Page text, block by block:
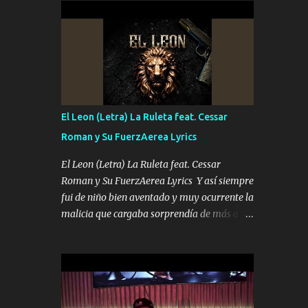
por el interés P...
inteligente junto con su hermano el TRES
blindado el Estado tiene andan ESPERANDO
al UNO QUE PRONTO ESTARÁ PRESENTE
Que no falten las bucanas ni tampoco las
mujeres porque es platica de grandes por eso
hay que estar alegres doy las instrucciones
para atender los deberes Música Si es que
salta algún problema de confianza tengo
gente ahí está el Hombre Cuarenta y
también Pariente 7 arreglan cualquier
problema no más es cuestión que ordené
NOS HACE FALTA UN HERMANO DE CLAVE
SIEMPRE VIO POR LA FAMILIA PARA QUE
SIGA EL LEGADO Es el DOS de los
HERMANOS un cerebro inteligente y com...
El Leon (Letra) La Ruleta feat. Cessar
Roman y Su FuerzAerea Lyrics
El Leon (Letra) La Ruleta feat. Cessar
Roman y Su FuerzAerea Lyrics Y así siempre
fui de niño bien aventado y muy ocurrente la
malicia que cargaba sorprendía de más a la
Tranquilo me la navego ando en lo mío sin
ni un pendiente si hay problemas lo